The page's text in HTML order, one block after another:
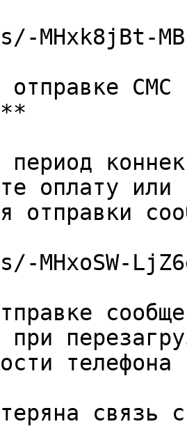
СМС
оплату или
отправки
при
телефона
связь